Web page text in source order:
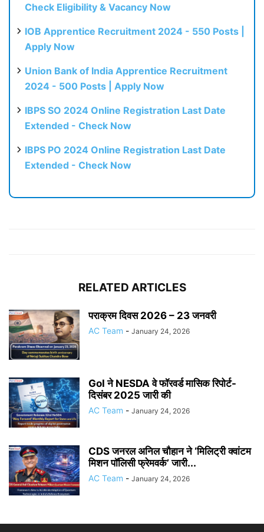
Check Eligibility & Vacancy Now
IOB Apprentice Recruitment 2024 - 550 Posts |
Apply Now
Union Bank of India Apprentice Recruitment
2024 - 500 Posts | Apply Now
IBPS SO 2024 Online Registration Last Date
Extended - Check Now
IBPS PO 2024 Online Registration Last Date
Extended - Check Now
RELATED ARTICLES
पराक्रम दिवस 2026 – 23 जनवरी
AC Team - January 24, 2026
GoI ने NESDA वे फॉरवर्ड मासिक रिपोर्ट-
दिसंबर 2025 जारी की
AC Team - January 24, 2026
CDS जनरल अनिल चौहान ने ‘मिलिट्री क्वांटम
मिशन पॉलिसी फ्रेमवर्क’ जारी...
AC Team - January 24, 2026